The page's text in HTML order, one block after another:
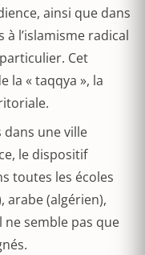
ainsi que dans
l’islamisme radical
Cet
la « taqqya », la
une ville
le dispositif
toutes les écoles
arabe (algérien),
semble pas que